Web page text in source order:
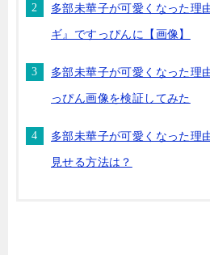
多部未華子が可愛くなった理
ギ』ですっぴんに【画像】
多部未華子が可愛くなった理
っぴん画像を検証してみた
多部未華子が可愛くなった理
見せる方法は？